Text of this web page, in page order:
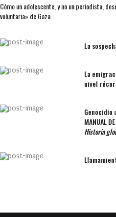
Cómo un adolescente, y no un periodista,
voluntaria» de Gaza
La
La
nivel
Genocidio
MANUAL
Historia